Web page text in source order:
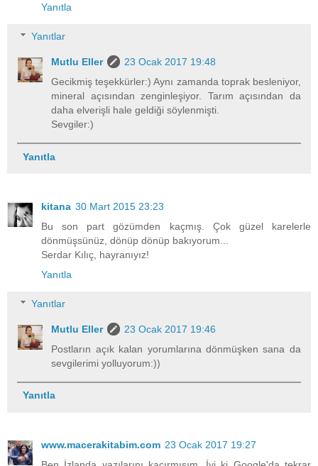
Yanıtla
Yanıtlar
Mutlu Eller
23 Ocak 2017 19:48
Gecikmiş teşekkürler:) Aynı zamanda toprak besleniyor,
mineral açısından zenginleşiyor. Tarım açısından da
daha elverişli hale geldiği söylenmişti.
Sevgiler:)
Yanıtla
kitana 30 Mart 2015 23:23
Bu son part gözümden kaçmış. Çok güzel karelerle
dönmüşsünüz, dönüp dönüp bakıyorum...
Serdar Kılıç, hayranıyız!
Yanıtla
Yanıtlar
Mutlu Eller
23 Ocak 2017 19:46
Postların açık kalan yorumlarına dönmüşken sana da
sevgilerimi yolluyorum:))
Yanıtla
www.macerakitabim.com 23 Ocak 2017 19:27